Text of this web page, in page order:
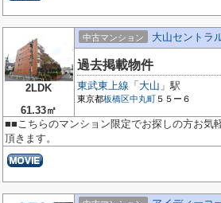
2LDK
61.33㎡
中古マンション 大山セントラ
過去掲載物件
東武東上線 「 大山 」駅
東京都板橋区中丸町 ５５ー６
■■こちらのマンション限定でお探しの方お気
頂きます。